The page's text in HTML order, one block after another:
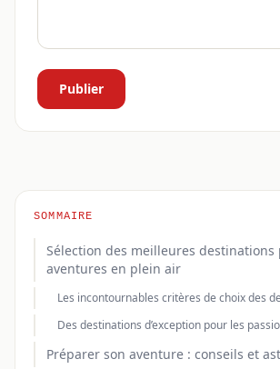
Publier
SOMMAIRE
Sélection des meilleures destinations
aventures en plein air
Les incontournables critères de choix des
Des destinations d’exception pour les
Préparer son aventure : conseils et